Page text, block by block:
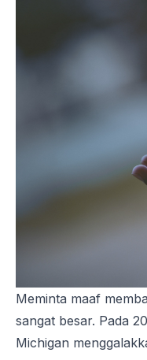
Meminta maaf
sangat besar. Pada
Michigan